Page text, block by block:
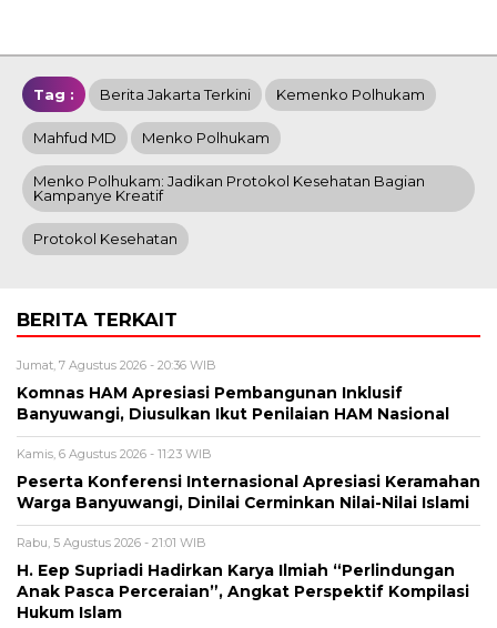
Tag : Berita Jakarta Terkini Kemenko Polhukam
Mahfud MD Menko Polhukam
Menko Polhukam: Jadikan Protokol Kesehatan Bagian
Kampanye Kreatif
Protokol Kesehatan
BERITA TERKAIT
Jumat, 7 Agustus 2026 - 20:36 WIB
Komnas HAM Apresiasi Pembangunan Inklusif
Banyuwangi, Diusulkan Ikut Penilaian HAM Nasional
Kamis, 6 Agustus 2026 - 11:23 WIB
Peserta Konferensi Internasional Apresiasi Keramahan
Warga Banyuwangi, Dinilai Cerminkan Nilai-Nilai Islami
Rabu, 5 Agustus 2026 - 21:01 WIB
H. Eep Supriadi Hadirkan Karya Ilmiah “Perlindungan
Anak Pasca Perceraian”, Angkat Perspektif Kompilasi
Hukum Islam